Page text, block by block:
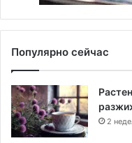
Популярно сейчас
2